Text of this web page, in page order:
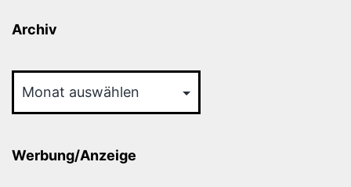
Archiv
Werbung/Anzeige